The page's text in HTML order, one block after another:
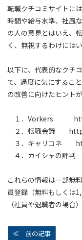
転職クチコミサイトに
時間や給与水準、社風
の人の意見とはいえ、
く、無視するわけには
以下に、代表的なクチ
て、過度に気にするこ
の改善に向けたヒント
１．Vorkers
２．転職会議
３．キャリコネ
４．カイシャの評
これらの情報は一部無
員登録（無料もしくは
（社員や退職者の場合